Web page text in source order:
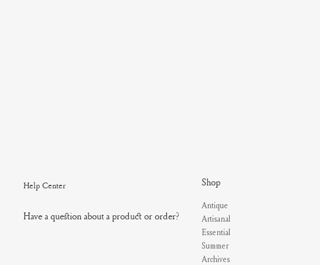
Shop
Antique
Artisanal
Essential
Summer
Archives
Help Center
Have a question about a product or order?